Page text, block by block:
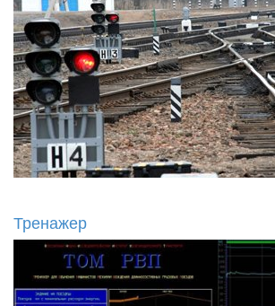
Тренажер